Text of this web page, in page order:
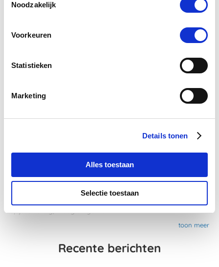
Noodzakelijk
Voorkeuren
Statistieken
Marketing
Details tonen
Alles toestaan
Selectie toestaan
Ondersteun je paard tijdens warm weer
Aandoeningen
Spijsvertering, maag en gewicht
toon meer
Recente berichten